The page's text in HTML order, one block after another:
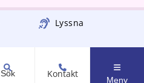
Lyssna
Sök Kontakt
Meny